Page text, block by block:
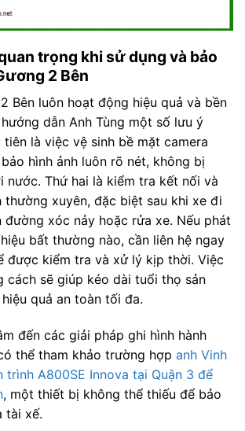
trọng khi sử dụng và bảo
2 Bên
Bên luôn hoạt động hiệu quả và bền
dẫn Anh Tùng một số lưu ý
là việc vệ sinh bề mặt camera
hình ảnh luôn rõ nét, không bị
nước. Thứ hai là kiểm tra kết nối và
thường xuyên, đặc biệt sau khi xe đi
đường xóc nảy hoặc rửa xe. Nếu phát
bất thường nào, cần liên hệ ngay
được kiểm tra và xử lý kịp thời. Việc
cách sẽ giúp kéo dài tuổi thọ sản
quả an toàn tối đa.
đến các giải pháp ghi hình hành
thể tham khảo trường hợp anh Vinh
trình A800SE Innova tại Quận 3 để
, một thiết bị không thể thiếu để bảo
tài xế.